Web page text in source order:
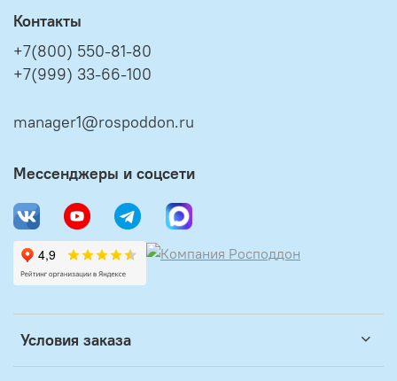
Условия заказа
Контакты
+7(800) 550-81-80
+7(999) 33-66-100
manager1@rospoddon.ru
Мессенджеры и соцсети